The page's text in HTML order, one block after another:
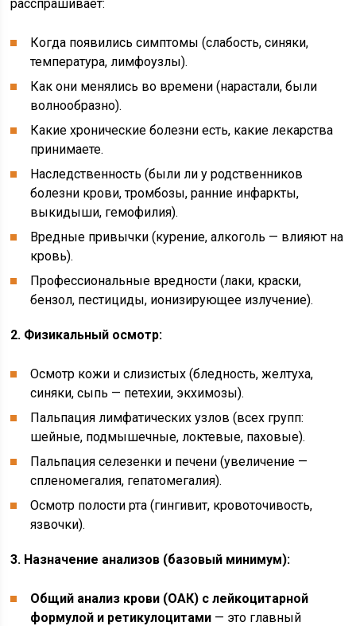
расспрашивает:
Когда появились симптомы (слабость, синяки,
температура, лимфоузлы).
Как они менялись во времени (нарастали, были
волнообразно).
Какие хронические болезни есть, какие лекарства
принимаете.
Наследственность (были ли у родственников
болезни крови, тромбозы, ранние инфаркты,
выкидыши, гемофилия).
Вредные привычки (курение, алкоголь — влияют на
кровь).
Профессиональные вредности (лаки, краски,
бензол, пестициды, ионизирующее излучение).
2. Физикальный осмотр:
Осмотр кожи и слизистых (бледность, желтуха,
синяки, сыпь — петехии, экхимозы).
Пальпация лимфатических узлов (всех групп:
шейные, подмышечные, локтевые, паховые).
Пальпация селезенки и печени (увеличение —
спленомегалия, гепатомегалия).
Осмотр полости рта (гингивит, кровоточивость,
язвочки).
3. Назначение анализов (базовый минимум):
Общий анализ крови (ОАК) с лейкоцитарной
формулой и ретикулоцитами — это главный